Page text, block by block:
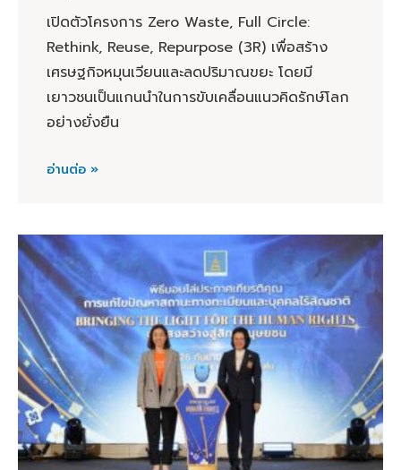
เปิดตัวโครงการ Zero Waste, Full Circle:
Rethink, Reuse, Repurpose (3R) เพื่อสร้าง
เศรษฐกิจหมุนเวียนและลดปริมาณขยะ โดยมี
เยาวชนเป็นแกนนำในการขับเคลื่อนแนวคิดรักษ์โลก
อย่างยั่งยืน
อ่านต่อ »